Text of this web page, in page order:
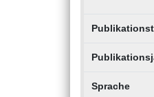
Sprache